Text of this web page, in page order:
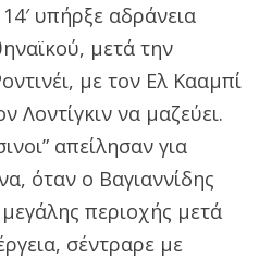
υπήρξε αδράνεια
μετά την
με τον Ελ Κααμπί
Λοντίγκιν να μαζεύει.
απείλησαν για
όταν ο Βαγιαννίδης
περιοχής μετά
σέντραρε με